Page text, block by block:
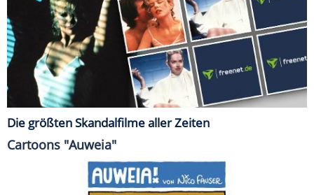
Die größten Skandalfilme aller Zeiten
Cartoons "Auweia"